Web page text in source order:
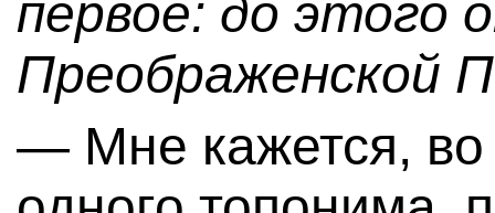
первое: до этого
Преображенской
— Мне кажется,